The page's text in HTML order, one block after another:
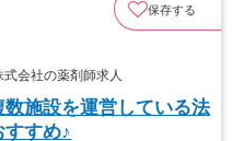
保存する
会社の薬剤師求人
数施設を運営している法
すめ♪